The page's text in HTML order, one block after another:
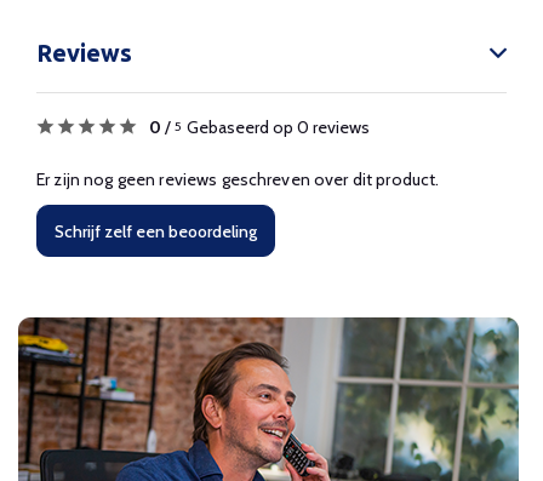
Reviews
0 / 5 Gebaseerd op 0 reviews
Er zijn nog geen reviews geschreven over dit product.
Schrijf zelf een beoordeling